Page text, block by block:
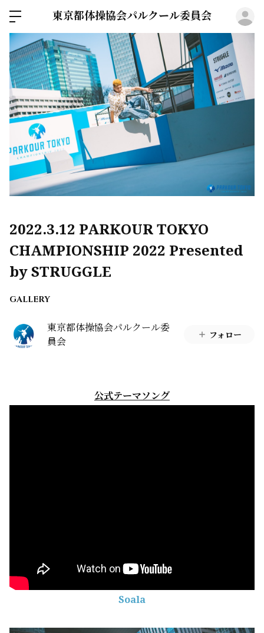
東京都体操協会パルクール委員会
2022.3.12 PARKOUR TOKYO
CHAMPIONSHIP 2022 Presented
by STRUGGLE
GALLERY
東京都体操協会パルクール委
員会
フォロー
公式テーマソング
Soala